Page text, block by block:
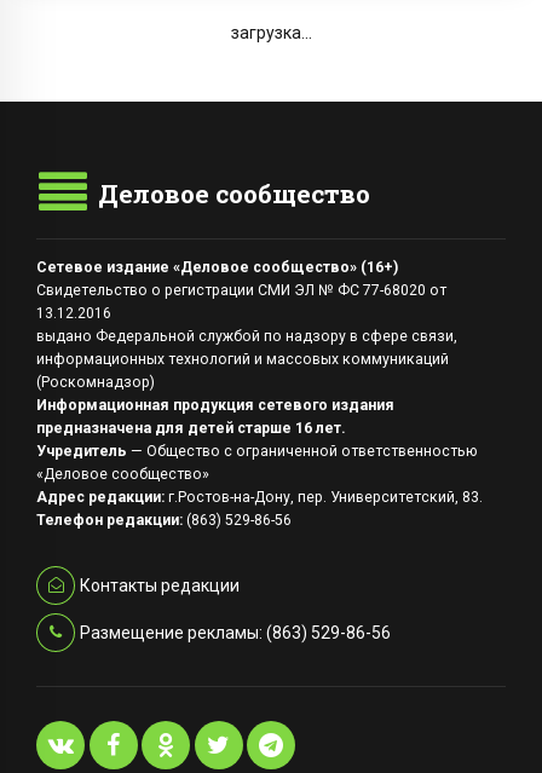
загрузка...
Деловое сообщество
Сетевое издание «Деловое сообщество» (16+)
Свидетельство о регистрации СМИ ЭЛ № ФС 77-68020 от
13.12.2016
выдано Федеральной службой по надзору в сфере связи,
информационных технологий и массовых коммуникаций
(Роскомнадзор)
Информационная продукция сетевого издания
предназначена для детей старше 16 лет.
Учредитель — Общество с ограниченной ответственностью
«Деловое сообщество»
Адрес редакции: г.Ростов-на-Дону, пер. Университетский, 83.
Телефон редакции: (863) 529-86-56
Контакты редакции
Размещение рекламы: (863) 529-86-56